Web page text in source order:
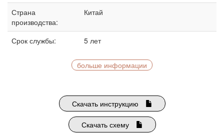
Страна
производства:
Китай
Срок службы: 5 лет
больше информации
Скачать инструкцию
Скачать схему